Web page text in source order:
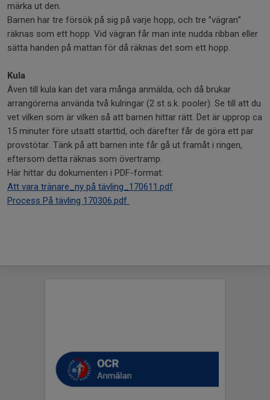
märka ut den.
Barnen har tre försök på sig på varje hopp, och tre ”vägran”
räknas som ett hopp. Vid vägran får man inte nudda ribban eller
sätta handen på mattan för då räknas det som ett hopp.
Kula
Även till kula kan det vara många anmälda, och då brukar
arrangörerna använda två kulringar (2 st s.k. pooler). Se till att du
vet vilken som är vilken så att barnen hittar rätt. Det är upprop ca
15 minuter före utsatt starttid, och därefter får de göra ett par
provstötar. Tänk på att barnen inte får gå ut framåt i ringen,
eftersom detta räknas som övertramp.
Här hittar du dokumenten i PDF-format:
Att vara tränare_ny på tävling_170611.pdf
Process På tävling 170306.pdf